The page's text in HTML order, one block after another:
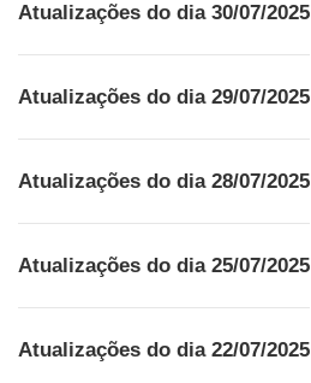
Atualizações do dia 30/07/2025
Atualizações do dia 29/07/2025
Atualizações do dia 28/07/2025
Atualizações do dia 25/07/2025
Atualizações do dia 22/07/2025